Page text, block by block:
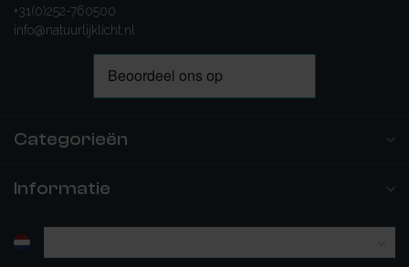
+31(0)252-760500
info@natuurlijklicht.nl
Categorieën
Informatie